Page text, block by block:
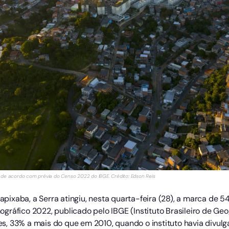
acordo com prévia do Censo 2022 do IBGE. Crédito: Edson Reis
a Serra atingiu, nesta quarta-feira (28), a marca de
2022, publicado pelo IBGE (Instituto Brasileiro de
33% a mais do que em 2010, quando o instituto havia